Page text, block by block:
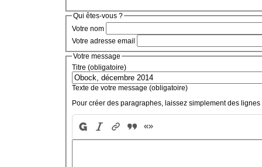
Qui êtes-vous ?
Votre nom
Votre adresse email
Votre message
Titre (obligatoire)
Texte de votre message (obligatoire)
Pour créer des paragraphes, laissez simplement des lignes